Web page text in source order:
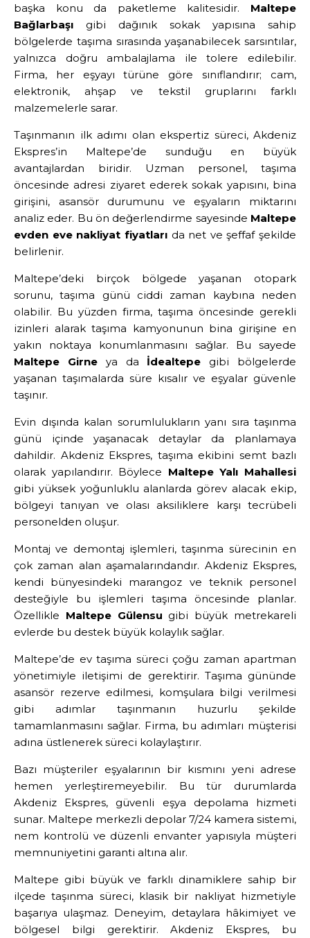
başka konu da paketleme kalitesidir. Maltepe
Bağlarbaşı gibi dağınık sokak yapısına sahip
bölgelerde taşıma sırasında yaşanabilecek sarsıntılar,
yalnızca doğru ambalajlama ile tolere edilebilir.
Firma, her eşyayı türüne göre sınıflandırır; cam,
elektronik, ahşap ve tekstil gruplarını farklı
malzemelerle sarar.
Taşınmanın ilk adımı olan ekspertiz süreci, Akdeniz
Ekspres’in Maltepe’de sunduğu en büyük
avantajlardan biridir. Uzman personel, taşıma
öncesinde adresi ziyaret ederek sokak yapısını, bina
girişini, asansör durumunu ve eşyaların miktarını
analiz eder. Bu ön değerlendirme sayesinde Maltepe
evden eve nakliyat fiyatlarıda net ve şeffaf şekilde
belirlenir.
Maltepe’deki birçok bölgede yaşanan otopark
sorunu, taşıma günü ciddi zaman kaybına neden
olabilir. Bu yüzden firma, taşıma öncesinde gerekli
izinleri alarak taşıma kamyonunun bina girişine en
yakın noktaya konumlanmasını sağlar. Bu sayede
Maltepe Girneya da İdealtepe gibi bölgelerde
yaşanan taşımalarda süre kısalır ve eşyalar güvenle
taşınır.
Evin dışında kalan sorumlulukların yanı sıra taşınma
günü içinde yaşanacak detaylar da planlamaya
dahildir. Akdeniz Ekspres, taşıma ekibini semt bazlı
olarak yapılandırır. Böylece Maltepe Yalı Mahallesi
gibi yüksek yoğunluklu alanlarda görev alacak ekip,
bölgeyi tanıyan ve olası aksiliklere karşı tecrübeli
personelden oluşur.
Montaj ve demontaj işlemleri, taşınma sürecinin en
çok zaman alan aşamalarındandır. Akdeniz Ekspres,
kendi bünyesindeki marangoz ve teknik personel
desteğiyle bu işlemleri taşıma öncesinde planlar.
Özellikle Maltepe Gülensu gibi büyük metrekareli
evlerde bu destek büyük kolaylık sağlar.
Maltepe’de ev taşıma süreci çoğu zaman apartman
yönetimiyle iletişimi de gerektirir. Taşıma gününde
asansör rezerve edilmesi, komşulara bilgi verilmesi
gibi adımlar taşınmanın huzurlu şekilde
tamamlanmasını sağlar. Firma, bu adımları müşterisi
adına üstlenerek süreci kolaylaştırır.
Bazı müşteriler eşyalarının bir kısmını yeni adrese
hemen yerleştiremeyebilir. Bu tür durumlarda
Akdeniz Ekspres, güvenli eşya depolama hizmeti
sunar. Maltepe merkezli depolar 7/24 kamera sistemi,
nem kontrolü ve düzenli envanter yapısıyla müşteri
memnuniyetini garanti altına alır.
Maltepe gibi büyük ve farklı dinamiklere sahip bir
ilçede taşınma süreci, klasik bir nakliyat hizmetiyle
başarıya ulaşmaz. Deneyim, detaylara hâkimiyet ve
bölgesel bilgi gerektirir. Akdeniz Ekspres, bu